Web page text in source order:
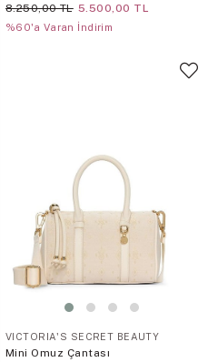
8.250,00 TL 5.500,00 TL
%60'a Varan İndirim
VICTORIA'S SECRET BEAUTY
Mini Omuz Çantası